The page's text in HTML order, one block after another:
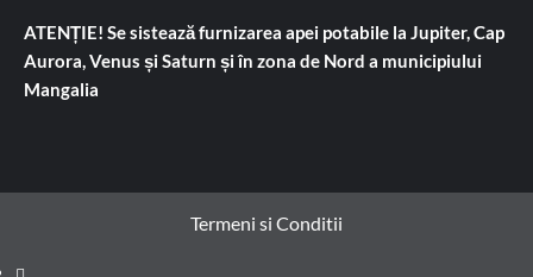
ATENȚIE! Se sistează furnizarea apei potabile la Jupiter, Cap
Aurora, Venus și Saturn și în zona de Nord a municipiului
Mangalia
Termeni si Conditii
Prima